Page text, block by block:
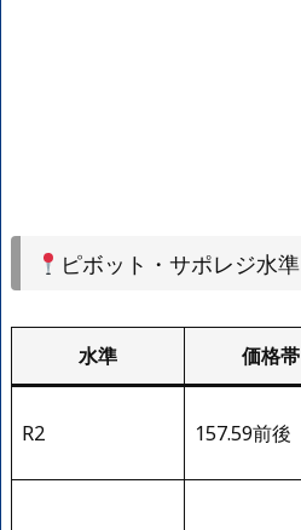
ピボット・サポレジ水準
水準 価格帯
R2 157.59前後